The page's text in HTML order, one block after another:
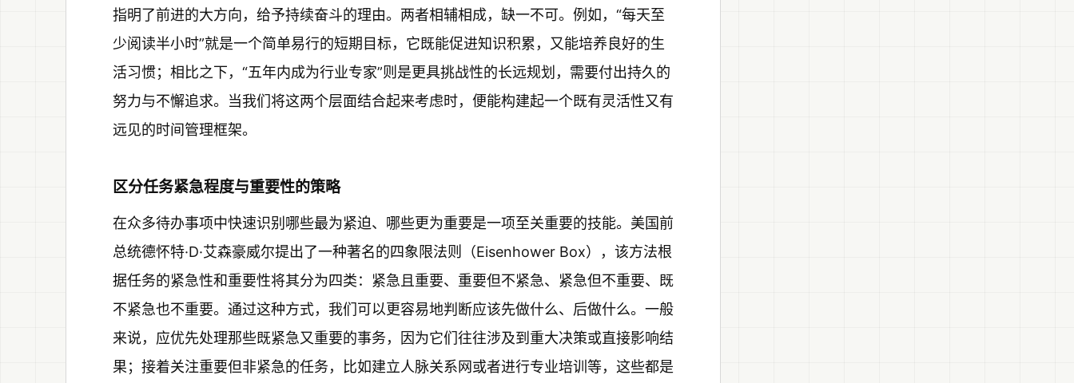
指明了前进的大方向，给予持续奋斗的理由。两者相辅相成，缺一不可。例如，“每天至
少阅读半小时”就是一个简单易行的短期目标，它既能促进知识积累，又能培养良好的生
活习惯；相比之下，“五年内成为行业专家”则是更具挑战性的长远规划，需要付出持久的
努力与不懈追求。当我们将这两个层面结合起来考虑时，便能构建起一个既有灵活性又有
远见的时间管理框架。
区分任务紧急程度与重要性的策略
在众多待办事项中快速识别哪些最为紧迫、哪些更为重要是一项至关重要的技能。美国前
总统德怀特·D·艾森豪威尔提出了一种著名的四象限法则（Eisenhower Box），该方法根
据任务的紧急性和重要性将其分为四类：紧急且重要、重要但不紧急、紧急但不重要、既
不紧急也不重要。通过这种方式，我们可以更容易地判断应该先做什么、后做什么。一般
来说，应优先处理那些既紧急又重要的事务，因为它们往往涉及到重大决策或直接影响结
果；接着关注重要但非紧急的任务，比如建立人脉关系网或者进行专业培训等，这些都是